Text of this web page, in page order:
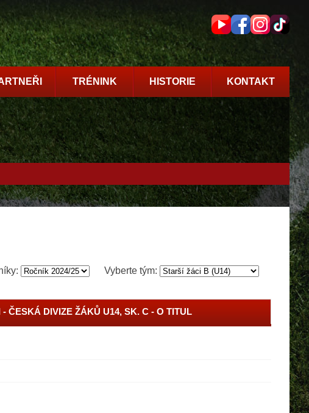
TRÉNINK HISTORIE KONTAKT
Vyberte tým:
- ČESKÁ DIVIZE ŽÁKŮ U14, SK. C - O TITUL